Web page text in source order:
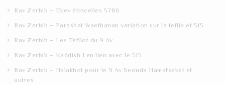
Rav Zerbib – Ekev étincelles 5786
Rav Zerbib – Parashat Waethanan variation sur la tefila et 515
Rav Zerbib – Les Tefilot du 9 Av
Rav Zerbib – Kaddish 1 en lien avec le 515
Rav Zerbib – Halakhot pour le 9 Av Seouda Hamafseket et
autres